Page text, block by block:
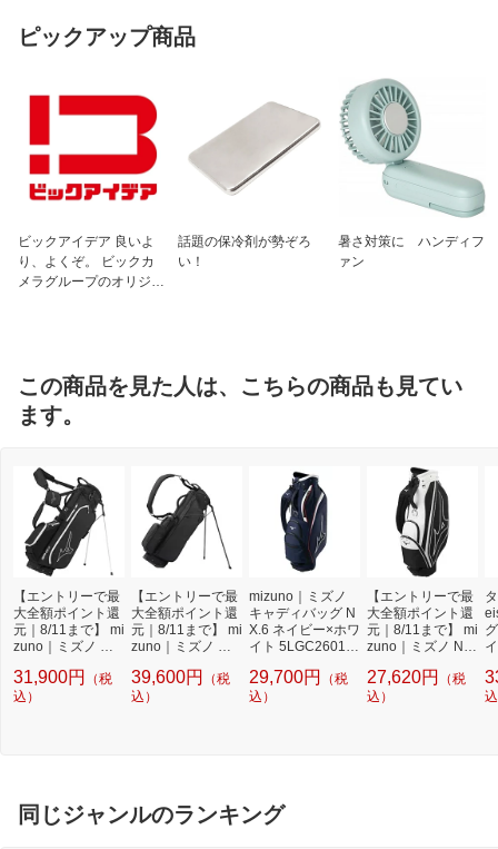
ピックアップ商品
ビックアイデア 良いよ
り、よくぞ。 ビックカ
メラグループのオリジナ
話題の保冷剤が勢ぞろ
い！
暑さ対策に ハンディフ
ァン
この商品を見た人は、こちらの商品も見てい
ます。
【エントリーで最
大全額ポイント還
元｜8/11まで】 mi
zuno｜ミズノ キ
D3 キャディバッ
グ ブラック 5LJC
31,900円
（税
込）
【エントリーで最
大全額ポイント還
元｜8/11まで】 mi
zuno｜ミズノ キ
ブラック 5LGC25
0209 [9.0型（72c
39,600円
（税
込）
mizuno｜ミズノ
キャディバッグ N
X.6 ネイビー×ホワ
イト 5LGC2601 [5
29,700円
（税
込）
【エントリーで最
大全額ポイント還
元｜8/11まで】 mi
zuno｜ミズノ NX.
(9.0型：47インチ
対応/ブラックxホ
27,620円
（税
込）
同じジャンルのランキング